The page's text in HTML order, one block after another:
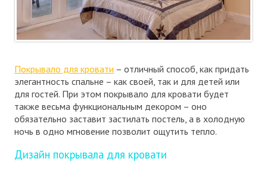
Покрывало для кровати – отличный способ, как придать
элегантность спальне – как своей, так и для детей или
для гостей. При этом покрывало для кровати будет
также весьма функциональным декором – оно
обязательно заставит застилать постель, а в холодную
ночь в одно мгновение позволит ощутить тепло.
Дизайн покрывала для кровати